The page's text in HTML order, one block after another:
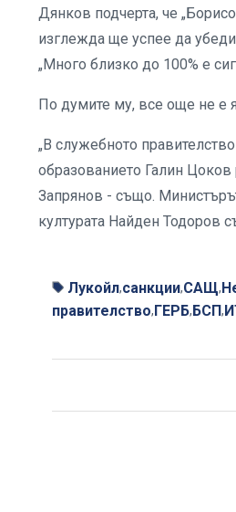
Дянков подчерта, че
изглежда ще успее да
„Много близко до 100% е
По думите му, все още не е
„В служебното
образованието Галин Цоков
Запрянов - също.
културата Найден Тодоров
Лукойл,санкции,САЩ,
правителство,ГЕРБ,БСП,